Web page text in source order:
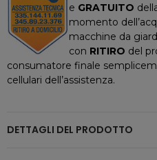
e GRATUITO
momento
macchine da
con RITIRO del
consumatore finale
cellulari dell’assistenza.
DETTAGLI DEL PRODOTTO